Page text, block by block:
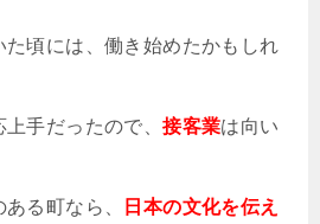
頃には、働き始めたかもしれ
上手だったので、接客業は向い
る町なら、
日本の文化を伝え